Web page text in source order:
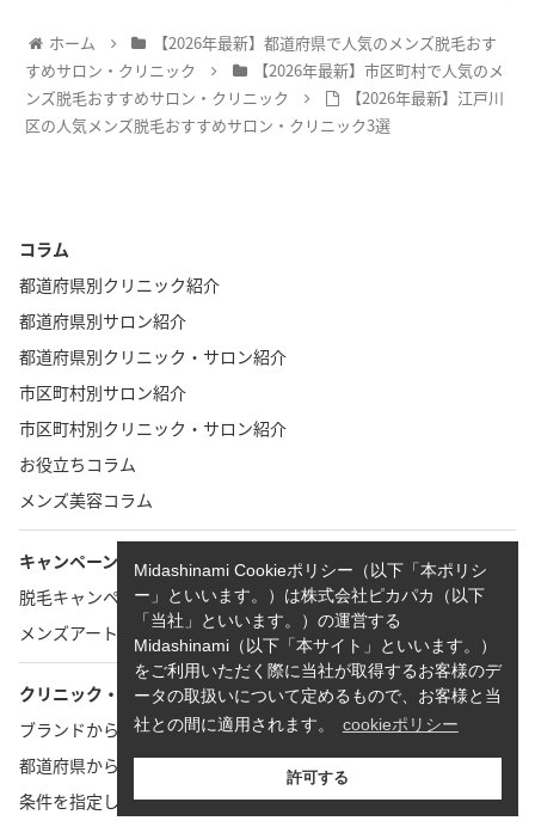
ホーム
【2026年最新】都道府県で人気のメンズ脱毛おす
すめサロン・クリニック
【2026年最新】市区町村で人気のメ
ンズ脱毛おすすめサロン・クリニック
【2026年最新】江戸川
区の人気メンズ脱毛おすすめサロン・クリニック3選
コラム
都道府県別クリニック紹介
都道府県別サロン紹介
都道府県別クリニック・サロン紹介
市区町村別サロン紹介
市区町村別クリニック・サロン紹介
お役立ちコラム
メンズ美容コラム
キャンペーン
脱毛キャンペーン紹介
メンズアートメイクキャンペーン紹介
クリニック・サロン検索
ブランドから探す
都道府県から探す
条件を指定して探す
Midashinami Cookieポリシー（以下「本ポリシ
ー」といいます。）は株式会社ピカパカ（以下
「当社」といいます。）の運営する
Midashinami（以下「本サイト」といいます。）
をご利用いただく際に当社が取得するお客様のデ
ータの取扱いについて定めるもので、お客様と当
社との間に適用されます。
cookieポリシー
許可する